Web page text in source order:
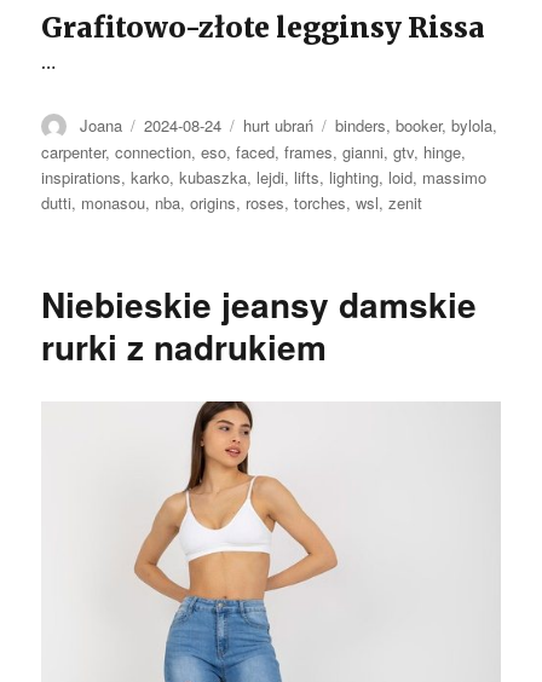
Grafitowo-złote legginsy Rissa
…
Autor
Joana Opublikowano
2024-08-24 Kategorie
hurt ubrań Tagi
binders,booker,bylola,
carpenter,connection,eso,faced,frames,gianni,gtv, hinge,
inspirations,karko,kubaszka, lejdi, lifts, lighting, loid, massimo
dutti, monasou, nba,origins, roses,torches,wsl,zenit
Niebieskie jeansy damskie
rurki z nadrukiem